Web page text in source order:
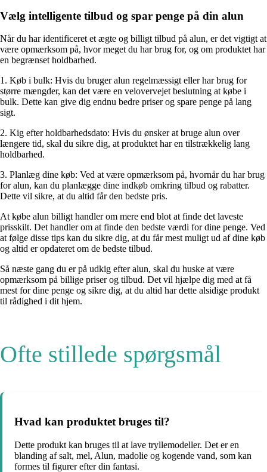
Vælg intelligente tilbud og spar penge på din alun
Når du har identificeret et ægte og billigt tilbud på alun, er det vigtigt at
være opmærksom på, hvor meget du har brug for, og om produktet har
en begrænset holdbarhed.
1. Køb i bulk: Hvis du bruger alun regelmæssigt eller har brug for
større mængder, kan det være en velovervejet beslutning at købe i
bulk. Dette kan give dig endnu bedre priser og spare penge på lang
sigt.
2. Kig efter holdbarhedsdato: Hvis du ønsker at bruge alun over
længere tid, skal du sikre dig, at produktet har en tilstrækkelig lang
holdbarhed.
3. Planlæg dine køb: Ved at være opmærksom på, hvornår du har brug
for alun, kan du planlægge dine indkøb omkring tilbud og rabatter.
Dette vil sikre, at du altid får den bedste pris.
At købe alun billigt handler om mere end blot at finde det laveste
prisskilt. Det handler om at finde den bedste værdi for dine penge. Ved
at følge disse tips kan du sikre dig, at du får mest muligt ud af dine køb
og altid er opdateret om de bedste tilbud.
Så næste gang du er på udkig efter alun, skal du huske at være
opmærksom på billige priser og tilbud. Det vil hjælpe dig med at få
mest for dine penge og sikre dig, at du altid har dette alsidige produkt
til rådighed i dit hjem.
Ofte stillede spørgsmål
Hvad kan produktet bruges til?
Dette produkt kan bruges til at lave tryllemodeller. Det er en
blanding af salt, mel, Alun, madolie og kogende vand, som kan
formes til figurer efter din fantasi.